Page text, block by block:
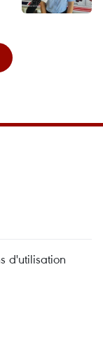
d'utilisation